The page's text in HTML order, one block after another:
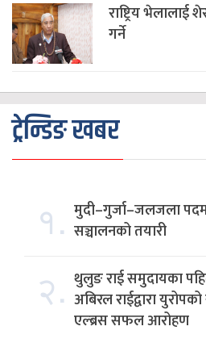
राष्ट्रिय भेलालाई
गर्ने
ट्रेन्डिङ खबर
१. मुदी–गुर्जा–जलजला
सञ्चालनको तयारी
२. थुलुङ राई समुदायका
अबिरल राईद्वारा
एल्ब्रस सफल आरोहण